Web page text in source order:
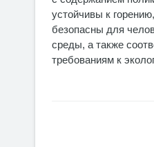
устойчивы к
безопасны для
среды, а также
требованиям к